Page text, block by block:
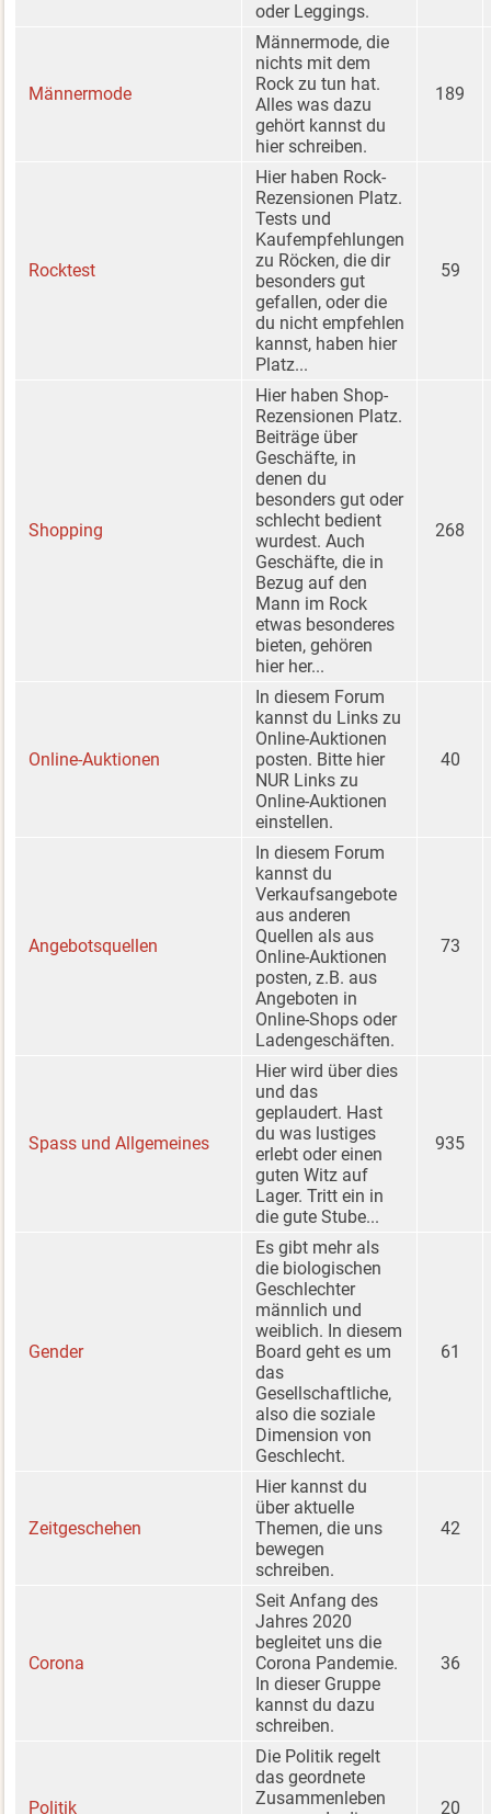
oder Leggings.
Männermode
Männermode, die
nichts mit dem
Rock zu tun hat.
Alles was dazu
gehört kannst du
hier schreiben.
189
Rocktest
Hier haben Rock-
Rezensionen Platz.
Tests und
Kaufempfehlungen
zu Röcken, die dir
besonders gut
gefallen, oder die
du nicht empfehlen
kannst, haben hier
Platz...
59
Shopping
Hier haben Shop-
Rezensionen Platz.
Beiträge über
Geschäfte, in
denen du
besonders gut oder
schlecht bedient
wurdest. Auch
Geschäfte, die in
Bezug auf den
Mann im Rock
etwas besonderes
bieten, gehören
hier her...
268
Online-Auktionen
In diesem Forum
kannst du Links zu
Online-Auktionen
posten. Bitte hier
NUR Links zu
Online-Auktionen
einstellen.
40
Angebotsquellen
In diesem Forum
kannst du
Verkaufsangebote
aus anderen
Quellen als aus
Online-Auktionen
posten, z.B. aus
Angeboten in
Online-Shops oder
Ladengeschäften.
73
Spass und Allgemeines
Hier wird über dies
und das
geplaudert. Hast
du was lustiges
erlebt oder einen
guten Witz auf
Lager. Tritt ein in
die gute Stube...
935
Gender
Es gibt mehr als
die biologischen
Geschlechter
männlich und
weiblich. In diesem
Board geht es um
das
Gesellschaftliche,
also die soziale
Dimension von
Geschlecht.
61
Zeitgeschehen
Hier kannst du
über aktuelle
Themen, die uns
bewegen
schreiben.
42
Corona
Seit Anfang des
Jahres 2020
begleitet uns die
Corona Pandemie.
In dieser Gruppe
kannst du dazu
schreiben.
36
Politik
Die Politik regelt
das geordnete
Zusammenleben
20